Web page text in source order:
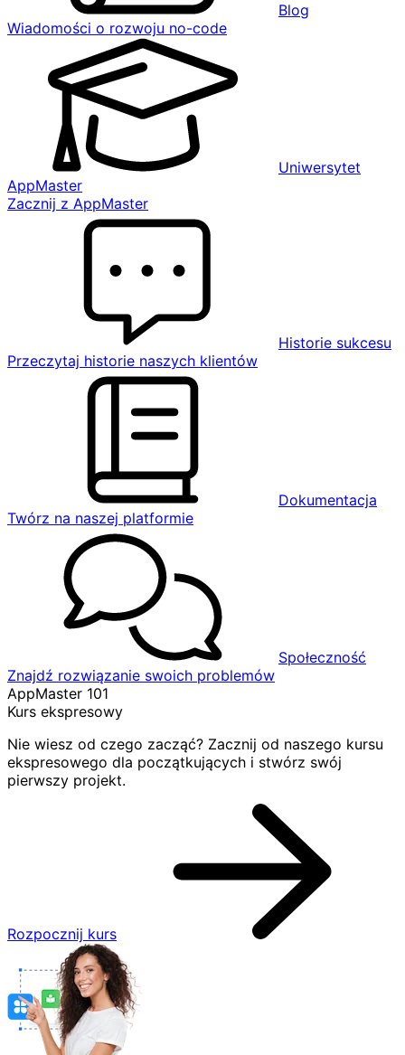
Blog
Wiadomości o rozwoju no-code
Uniwersytet
AppMaster
Zacznij z AppMaster
Historie sukcesu
Przeczytaj historie naszych klientów
Dokumentacja
Twórz na naszej platformie
Społeczność
Znajdź rozwiązanie swoich problemów
AppMaster 101
Kurs ekspresowy
Nie wiesz od czego zacząć? Zacznij od naszego kursu
ekspresowego dla początkujących i stwórz swój
pierwszy projekt.
Rozpocznij kurs